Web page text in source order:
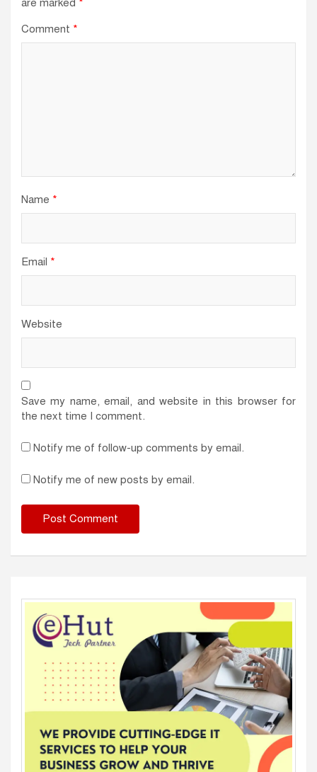
are marked *
Comment *
Name *
Email *
Website
Save my name, email, and website in this browser for
the next time I comment.
Notify me of follow-up comments by email.
Notify me of new posts by email.